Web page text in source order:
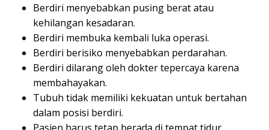
Berdiri menyebabkan pusing berat atau
kehilangan kesadaran.
Berdiri membuka kembali luka operasi.
Berdiri berisiko menyebabkan perdarahan.
Berdiri dilarang oleh dokter tepercaya karena
membahayakan.
Tubuh tidak memiliki kekuatan untuk bertahan
dalam posisi berdiri.